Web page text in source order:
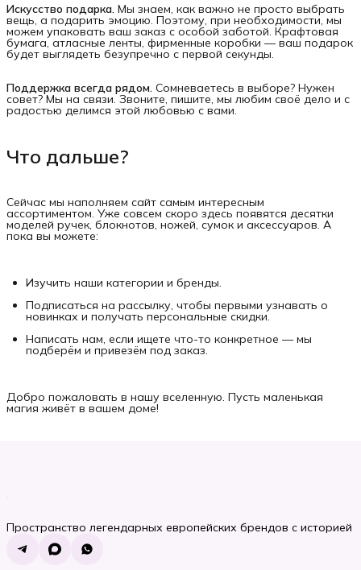
Искусство подарка. Мы знаем, как важно не просто выбрать
вещь, а подарить эмоцию. Поэтому, при необходимости, мы
можем упаковать ваш заказ с особой заботой. Крафтовая
бумага, атласные ленты, фирменные коробки — ваш подарок
будет выглядеть безупречно с первой секунды.
Поддержка всегда рядом. Сомневаетесь в выборе? Нужен
совет? Мы на связи. Звоните, пишите, мы любим своё дело и с
радостью делимся этой любовью с вами.
Что дальше?
Сейчас мы наполняем сайт самым интересным
ассортиментом. Уже совсем скоро здесь появятся десятки
моделей ручек, блокнотов, ножей, сумок и аксессуаров. А
пока вы можете:
Изучить наши категории и бренды.
Подписаться на рассылку, чтобы первыми узнавать о
новинках и получать персональные скидки.
Написать нам, если ищете что-то конкретное — мы
подберём и привезём под заказ.
Добро пожаловать в нашу вселенную. Пусть маленькая
магия живёт в вашем доме!
Пространство легендарных европейских брендов с историей